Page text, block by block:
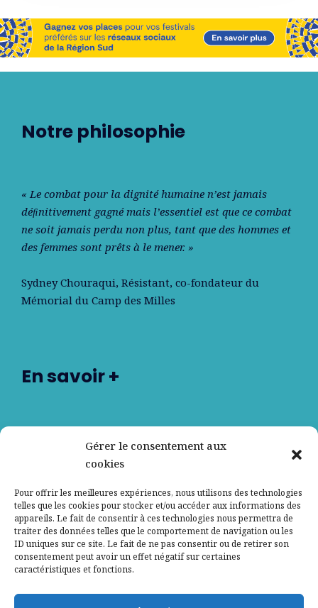
Gérer le consentement aux
cookies
Pour offrir les meilleures expériences, nous utilisons des technologies
telles que les cookies pour stocker et/ou accéder aux informations des
appareils. Le fait de consentir à ces technologies nous permettra de
traiter des données telles que le comportement de navigation ou les
ID uniques sur ce site. Le fait de ne pas consentir ou de retirer son
consentement peut avoir un effet négatif sur certaines
caractéristiques et fonctions.
Notre philosophie
« Le combat pour la dignité humaine n’est jamais
déﬁnitivement gagné mais l’essentiel est que ce combat
ne soit jamais perdu non plus, tant que des hommes et
des femmes sont prêts à le mener. »
Sydney Chouraqui, Résistant, co-fondateur du
Mémorial du Camp des Milles
En savoir +
Contactez-nous
Mentions légales